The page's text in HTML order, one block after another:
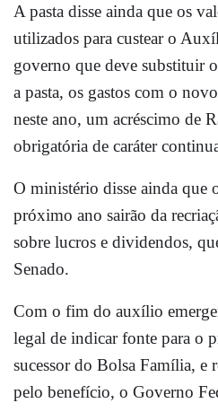
A pasta disse ainda que os
utilizados para custear o
governo que deve substituir
a pasta, os gastos com o
neste ano, um acréscimo de
obrigatória de caráter
O ministério disse ainda que
próximo ano sairão da
sobre lucros e dividendos,
Senado.
Com o fim do auxílio
legal de indicar fonte para o
sucessor do Bolsa Família, e
pelo benefício, o Governo